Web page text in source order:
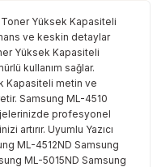
Adler
Adler
Yüksek Kapasiteli
ve keskin detaylar
Yüksek Kapasiteli
kullanım sağlar.
Kapasiteli metin ve
Samsung ML-4510
profesyonel
artırır. Uyumlu Yazıcı
ML-4512ND Samsung
ML-5015ND Samsung